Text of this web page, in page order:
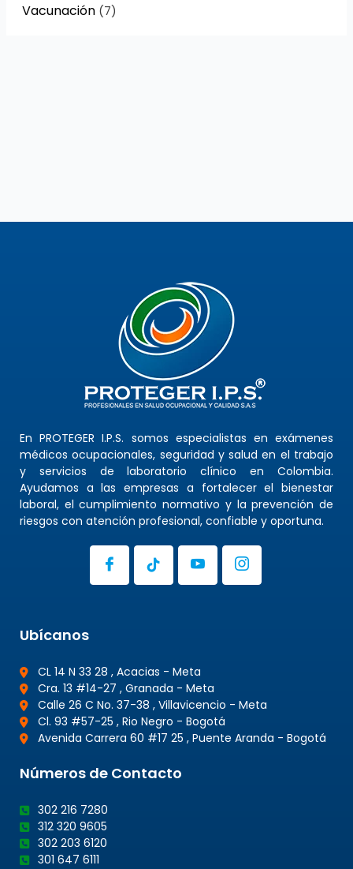
Vacunación(7)
En PROTEGER I.P.S. somos especialistas en exámenes
médicos ocupacionales, seguridad y salud en el trabajo
y servicios de laboratorio clínico en Colombia.
Ayudamos a las empresas a fortalecer el bienestar
laboral, el cumplimiento normativo y la prevención de
riesgos con atención profesional, confiable y oportuna.
Ubícanos
CL 14 N 33 28 , Acacias - Meta
Cra. 13 #14-27 , Granada - Meta
Calle 26 C No. 37-38 , Villavicencio - Meta
Cl. 93 #57-25 , Rio Negro - Bogotá
Avenida Carrera 60 #17 25 , Puente Aranda - Bogotá
Números de Contacto
302 216 7280
312 320 9605
302 203 6120
301 647 6111